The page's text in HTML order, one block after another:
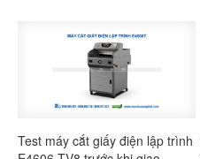
Test máy cắt giấy điện lập trình